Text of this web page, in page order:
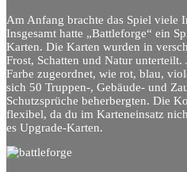
Am Anfang brachte das Spiel viele
Insgesamt hatte „Battleforge“ ein
Karten. Die Karten wurden in
Frost, Schatten und Natur unterteilt.
Farbe zugeordnet, wie rot, blau,
sich 50 Truppen-, Gebäude- und
Schutzsprüche beherbergten. Die
flexibel, da du im Karteneinsatz
es Upgrade-Karten.